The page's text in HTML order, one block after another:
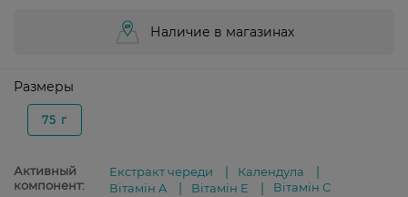
Наличие в магазинах
Размеры
75 г
Активный
компонент:
Екстракт череди
Календула
Вітамін A
Вітамін E Вітамін C